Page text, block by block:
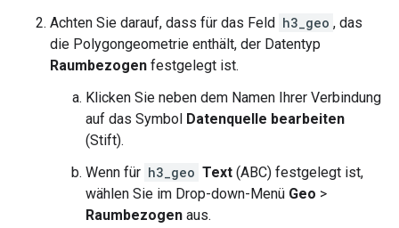
Achten Sie darauf, dass für das Feld h3_geo , das
die Polygongeometrie enthält, der Datentyp
Raumbezogen festgelegt ist.
Klicken Sie neben dem Namen Ihrer Verbindung
auf das Symbol Datenquelle bearbeiten
(Stift).
Wenn für h3_geo Text (ABC) festgelegt ist,
wählen Sie im Drop-down-Menü Geo >
Raumbezogen aus.